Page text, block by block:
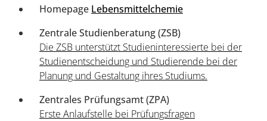
Homepage Lebensmittelchemie
Zentrale Studienberatung (ZSB)
Die ZSB unterstützt Studieninteressierte bei der
Studienentscheidung und Studierende bei der
Planung und Gestaltung ihres Studiums.
Zentrales Prüfungsamt (ZPA)
Erste Anlaufstelle bei Prüfungsfragen